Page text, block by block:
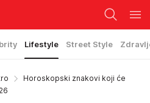
Lifestyle Street Style
Horoskopski znakovi koji će